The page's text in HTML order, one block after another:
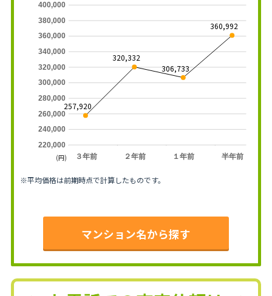
３年前 ２年前 １年前 半年前
220,000
240,000
260,000
280,000
300,000
320,000
340,000
360,000
380,000
400,000
257,920
320,332
306,733
360,992
(円)
※平均価格は前期時点で計算したものです。
マンション名から探す